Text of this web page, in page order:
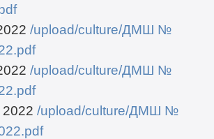
/upload/culture/ДМШ №
/upload/culture/ДМШ №
2022 /upload/culture/ДМШ №